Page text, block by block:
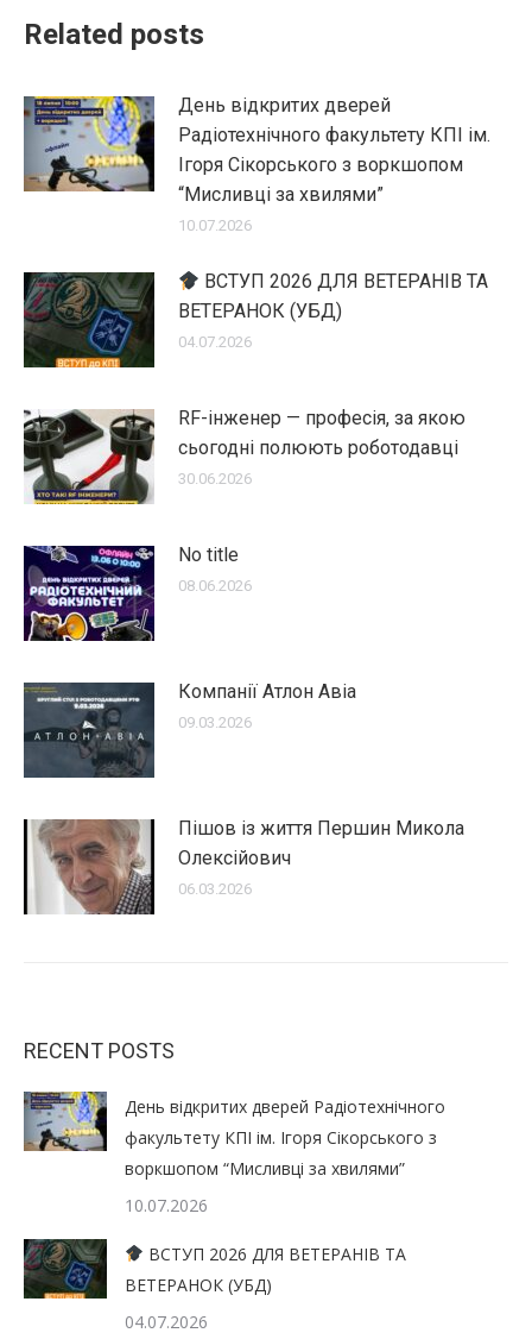
Related posts
День відкритих дверей
Радіотехнічного факультету КПІ ім.
Ігоря Сікорського з воркшопом
“Мисливці за хвилями”
10.07.2026
ВСТУП 2026 ДЛЯ ВЕТЕРАНІВ ТА
ВЕТЕРАНОК (УБД)
04.07.2026
RF-інженер — професія, за якою
сьогодні полюють роботодавці
30.06.2026
No title
08.06.2026
Компанії Атлон Авіа
09.03.2026
Пішов із життя Першин Микола
Олексійович
06.03.2026
RECENT POSTS
День відкритих дверей Радіотехнічного
факультету КПІ ім. Ігоря Сікорського з
воркшопом “Мисливці за хвилями”
10.07.2026
ВСТУП 2026 ДЛЯ ВЕТЕРАНІВ ТА
ВЕТЕРАНОК (УБД)
04.07.2026